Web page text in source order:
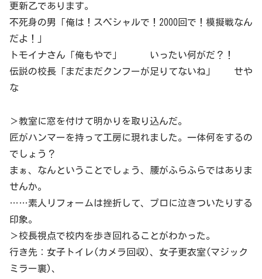
更新乙であります。
不死身の男「俺は！スペシャルで！2000回で！模擬戦なん
だよ！」
トモイナさん「俺もやで」 いったい何がだ？！
伝説の校長「まだまだクンフーが足りてないね」 せや
な
＞教室に窓を付けて明かりを取り込んだ。
匠がハンマーを持って工房に現れました。一体何をするの
でしょう？
まぁ、なんということでしょう、腰がふらふらではありま
せんか。
……素人リフォームは挫折して、プロに泣きついたりする
印象。
＞校長視点で校内を歩き回れることがわかった。
行き先：女子トイレ(カメラ回収)、女子更衣室(マジック
ミラー裏)、